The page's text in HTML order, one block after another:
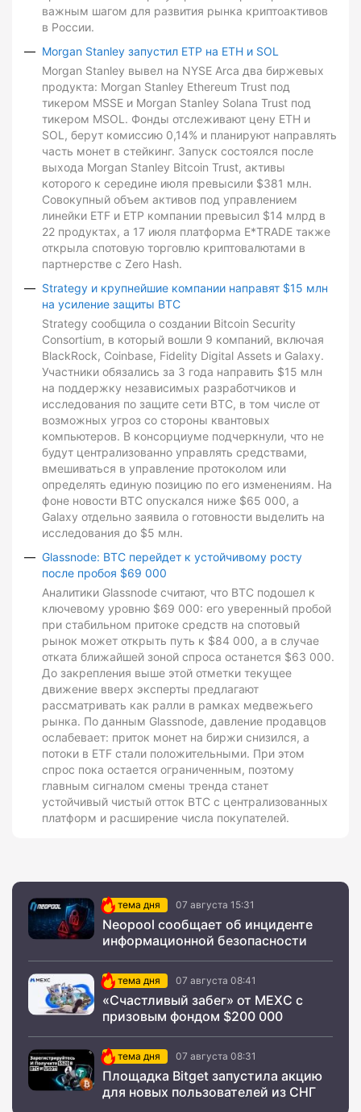
важным шагом для развития рынка криптоактивов
в России.
Morgan Stanley запустил ETP на ETH и SOL
Morgan Stanley вывел на NYSE Arca два биржевых
продукта: Morgan Stanley Ethereum Trust под
тикером MSSE и Morgan Stanley Solana Trust под
тикером MSOL. Фонды отслеживают цену ETH и
SOL, берут комиссию 0,14% и планируют направлять
часть монет в стейкинг. Запуск состоялся после
выхода Morgan Stanley Bitcoin Trust, активы
которого к середине июля превысили $381 млн.
Совокупный объем активов под управлением
линейки ETF и ETP компании превысил $14 млрд в
22 продуктах, а 17 июля платформа E*TRADE также
открыла спотовую торговлю криптовалютами в
партнерстве с Zero Hash.
Strategy и крупнейшие компании направят $15 млн
на усиление защиты BTC
Strategy сообщила о создании Bitcoin Security
Consortium, в который вошли 9 компаний, включая
BlackRock, Coinbase, Fidelity Digital Assets и Galaxy.
Участники обязались за 3 года направить $15 млн
на поддержку независимых разработчиков и
исследования по защите сети BTC, в том числе от
возможных угроз со стороны квантовых
компьютеров. В консорциуме подчеркнули, что не
будут централизованно управлять средствами,
вмешиваться в управление протоколом или
определять единую позицию по его изменениям. На
фоне новости BTC опускался ниже $65 000, а
Galaxy отдельно заявила о готовности выделить на
исследования до $5 млн.
Glassnode: BTC перейдет к устойчивому росту
после пробоя $69 000
Аналитики Glassnode считают, что BTC подошел к
ключевому уровню $69 000: его уверенный пробой
при стабильном притоке средств на спотовый
рынок может открыть путь к $84 000, а в случае
отката ближайшей зоной спроса останется $63 000.
До закрепления выше этой отметки текущее
движение вверх эксперты предлагают
рассматривать как ралли в рамках медвежьего
рынка. По данным Glassnode, давление продавцов
ослабевает: приток монет на биржи снизился, а
потоки в ETF стали положительными. При этом
спрос пока остается ограниченным, поэтому
главным сигналом смены тренда станет
устойчивый чистый отток BTC с централизованных
платформ и расширение числа покупателей.
тема дня 07 августа 15:31
Neopool сообщает об инциденте
информационной безопасности
тема дня 07 августа 08:41
«Счастливый забег» от MEXC с
призовым фондом $200 000
тема дня 07 августа 08:31
Площадка Bitget запустила акцию
для новых пользователей из СНГ